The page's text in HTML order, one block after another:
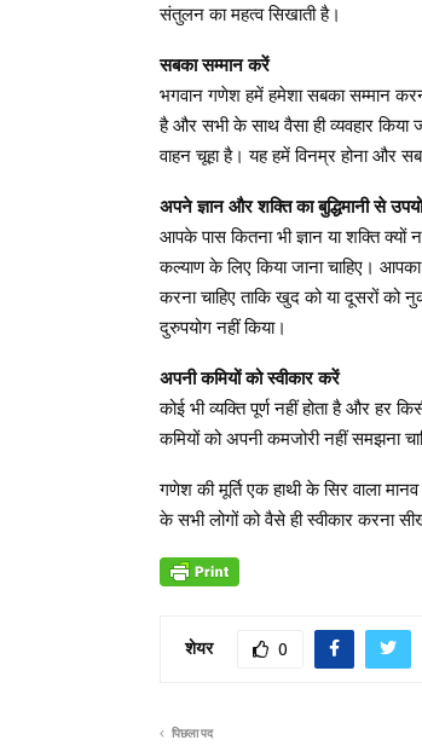
संतुलन का महत्व सिखाती है।
सबका सम्मान करें
भगवान गणेश हमें हमेशा सबका सम्मान
है और सभी के साथ वैसा ही व्यवहार
वाहन चूहा है। यह हमें विनम्र होना और
अपने ज्ञान और शक्ति का बुद्धिमानी से
आपके पास कितना भी ज्ञान या शक्ति
कल्याण के लिए किया जाना चाहिए।
करना चाहिए ताकि खुद को या दूसरों
दुरुपयोग नहीं किया।
अपनी कमियों को स्वीकार करें
कोई भी व्यक्ति पूर्ण नहीं होता है और हर
कमियों को अपनी कमजोरी नहीं समझना
गणेश की मूर्ति एक हाथी के सिर वाला
के सभी लोगों को वैसे ही स्वीकार करना
शेयर 0
पिछला पद